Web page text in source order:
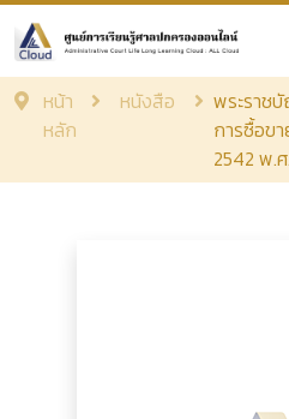
หน้า
หลัก
หนังสือ
พระรา
การซื้อข
2542 พ.